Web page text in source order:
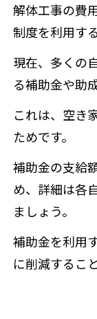
解体工事の費
制度を利用す
現在、多くの
る補助金や助
これは、空き
ためです。
補助金の支給
め、詳細は各
ましょう。
補助金を利用
に削減するこ